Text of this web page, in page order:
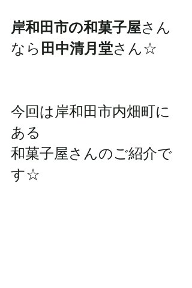
岸和田市の和菓子屋さん
なら 田中清月堂さん☆
今回は岸和田市内畑町に
ある
和菓子屋さんのご紹介で
す☆